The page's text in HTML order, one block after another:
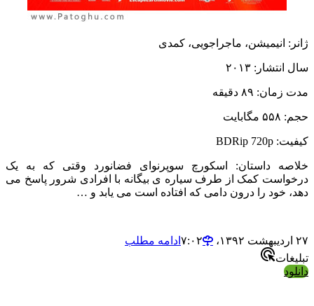
ژانر: انیمیشن، ماجراجویی، کمدی
سال انتشار: ۲۰۱۳
مدت زمان: ۸۹ دقیقه
حجم: ۵۵۸ مگابایت
کیفیت: BDRip 720p
خلاصه داستان: اسکورچ سوپرنوای فضانورد وقتی که به یک
درخواست کمک از طرف سیاره ی بیگانه با افرادی شرور پاسخ می
دهد، خود را درون دامی که افتاده است می یابد و …
۲۷ اردیبهشت ۱۳۹۲،‏ ۷:۰۲
ادامه مطلب
تبلیغات
دانلود